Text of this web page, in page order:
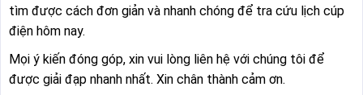
tìm được cách đơn giản và nhanh chóng để tra cứu lịch cúp
điện hôm nay.
Mọi ý kiến đóng góp, xin vui lòng liên hệ với chúng tôi để
được giải đạp nhanh nhất. Xin chân thành cảm ơn.